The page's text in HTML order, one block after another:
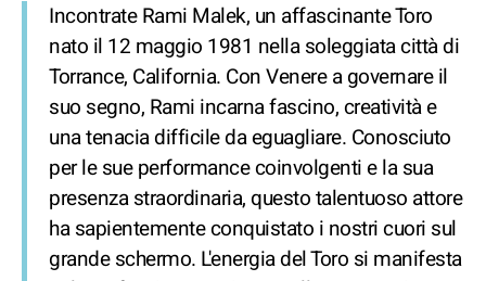
Incontrate Rami Malek, un affascinante Toro
nato il 12 maggio 1981 nella soleggiata città di
Torrance, California. Con Venere a governare il
suo segno, Rami incarna fascino, creatività e
una tenacia difficile da eguagliare. Conosciuto
per le sue performance coinvolgenti e la sua
presenza straordinaria, questo talentuoso attore
ha sapientemente conquistato i nostri cuori sul
grande schermo. L'energia del Toro si manifesta